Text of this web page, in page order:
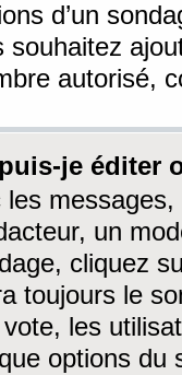
d’un
autorisé,
je éditer
les
un
cliquez
toujours le
vote, les
options du